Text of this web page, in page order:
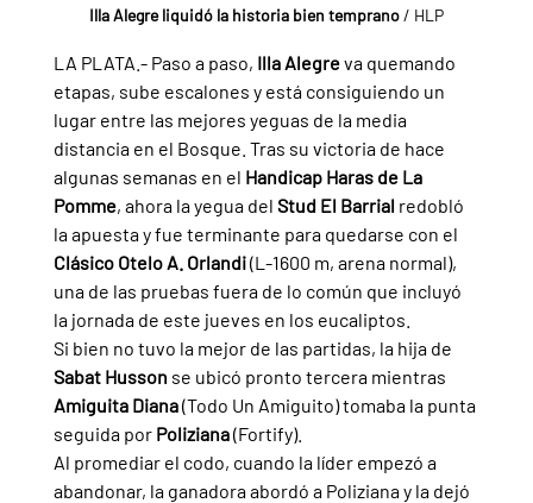
Illa Alegre liquidó la historia bien temprano / HLP
LA PLATA.- Paso a paso, Illa Alegre va quemando
etapas, sube escalones y está consiguiendo un
lugar entre las mejores yeguas de la media
distancia en el Bosque. Tras su victoria de hace
algunas semanas en el Handicap Haras de La
Pomme, ahora la yegua del Stud El Barrial redobló
la apuesta y fue terminante para quedarse con el
Clásico Otelo A. Orlandi (L-1600 m, arena normal),
una de las pruebas fuera de lo común que incluyó
la jornada de este jueves en los eucaliptos.
Si bien no tuvo la mejor de las partidas, la hija de
Sabat Husson se ubicó pronto tercera mientras
Amiguita Diana (Todo Un Amiguito) tomaba la punta
seguida por Poliziana (Fortify).
Al promediar el codo, cuando la líder empezó a
abandonar, la ganadora abordó a Poliziana y la dejó